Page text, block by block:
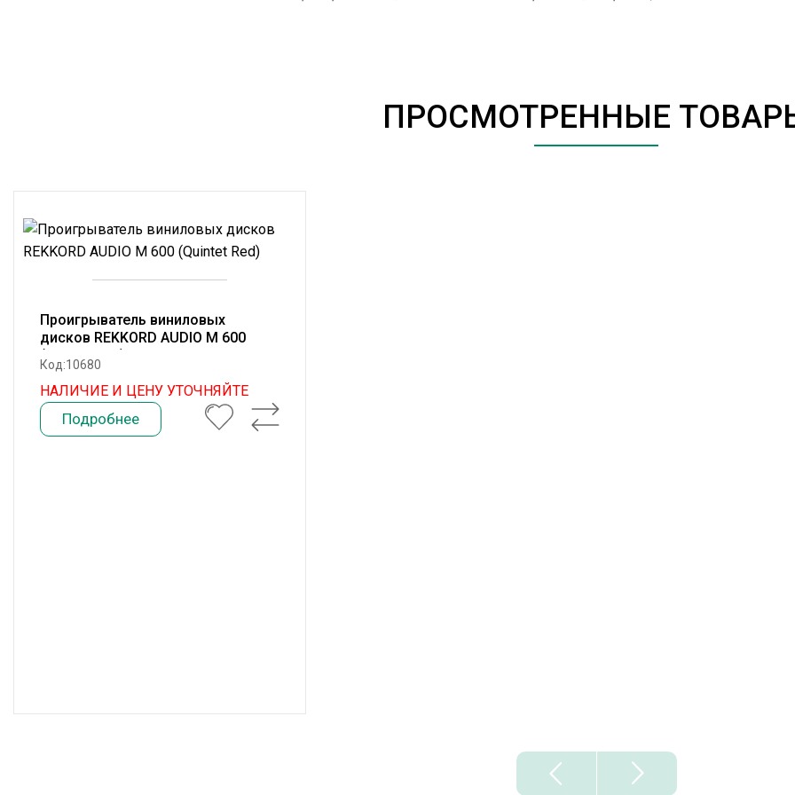
ПРОСМОТРЕННЫЕ
Проигрыватель виниловых
дисков REKKORD AUDIO M 600
(Quintet Red)
Код:10680
НАЛИЧИЕ И ЦЕНУ УТОЧНЯЙТЕ
Подробнее